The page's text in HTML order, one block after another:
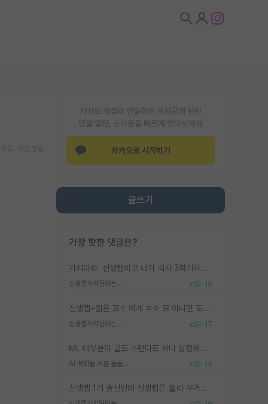
카카오 계정과 연동하여 게시글에 달린
댓글 알람, 소식등을 빠르게 받아보세요
카카오로 시작하기
글쓰기
가장 핫한 댓글은?
가지마라. 신생랩이고 내가 석사 3학기차인데 최고참인데 나도 아무것도 모르는데 교수가 후배들 왜 논문 교육 안시키냐. 논문 왜 안 써오냐 닦달한다
신생랩가지말라는 이유가 있었구나 19
신생랩+젊은 교수 이게 ㄹㅇ 모 아니면 도인듯.
신생랩가지말라는 이유가 있었구나 17
ML 대부분이 골드 스탠다드 하나 상정해놓고 (벤치마크 데이터셋이 여러 개면 여러 개 상정) 그거 얼마나 잘 맞추나 싸움임 가끔 번뜩이는 설계 철학을 보여주는 논문들도 있지만 대부분 그거 성적 얼마나 더 올리느라에 혈안이 되어 있는 측면이 잇음
AI 학회들 거품 슬슬 지적이 나오네요 14
신생랩 1기 출신인데 신생랩은 줠라 무거운 바벨 같은거임. 들면 대박인데 못들면 깔려 죽음. 아무도 알려주지 않는 환경에서 자생해야하지만, 일단 살아남았다면 그 어떤 사람보다 악착같고 생존력 높은 사람으로 거듭날 수 있음